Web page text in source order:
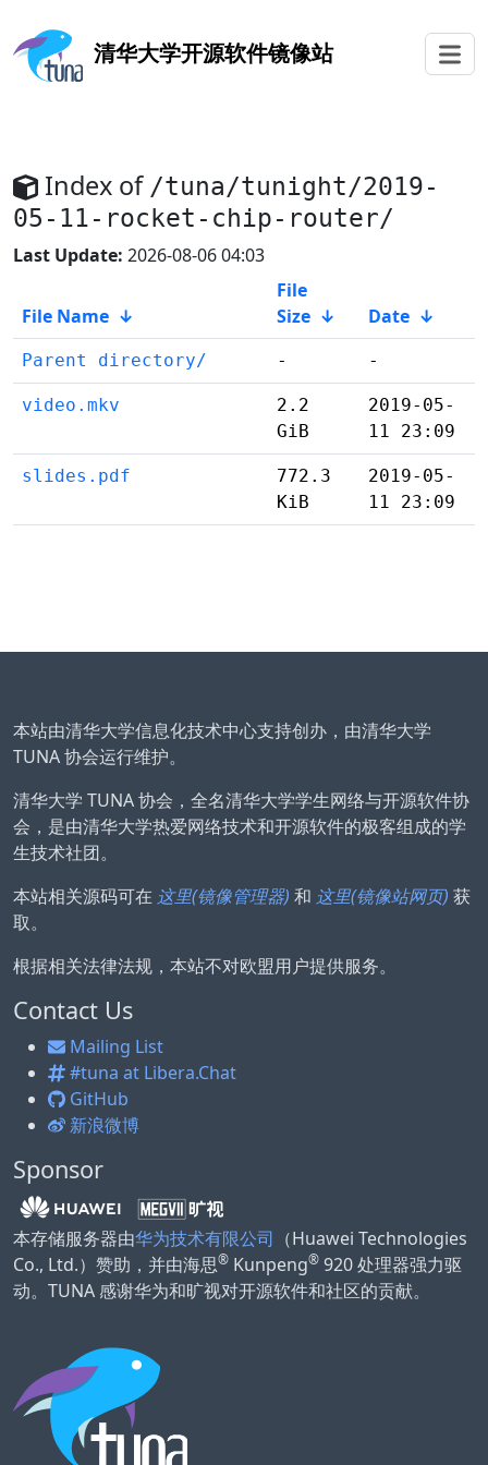
清华大学开源软件镜像站
Index of /tuna/tunight/2019-
05-11-rocket-chip-router/
Last Update: 2026-08-06 04:03
File Name ↓
File
Size ↓ Date ↓
Parent directory/ - -
video.mkv
2.2
GiB
2019-05-
11 23:09
slides.pdf
772.3
KiB
2019-05-
11 23:09
本站由清华大学信息化技术中心支持创办，由清华大学
TUNA 协会运行维护。
清华大学 TUNA 协会，全名清华大学学生网络与开源软件协
会，是由清华大学热爱网络技术和开源软件的极客组成的学
生技术社团。
本站相关源码可在 这里(镜像管理器) 和 这里(镜像站网页) 获
取。
根据相关法律法规，本站不对欧盟用户提供服务。
Contact Us
Mailing List
#tuna at Libera.Chat
GitHub
新浪微博
Sponsor
本存储服务器由华为技术有限公司 （Huawei Technologies
Co., Ltd.）赞助，并由海思® Kunpeng® 920 处理器强力驱
动。TUNA 感谢华为和旷视对开源软件和社区的贡献。